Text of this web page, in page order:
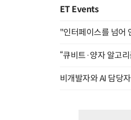
ET Events
"인터페이스를 넘어
“큐비트·양자 알고
비개발자와 AI 담당